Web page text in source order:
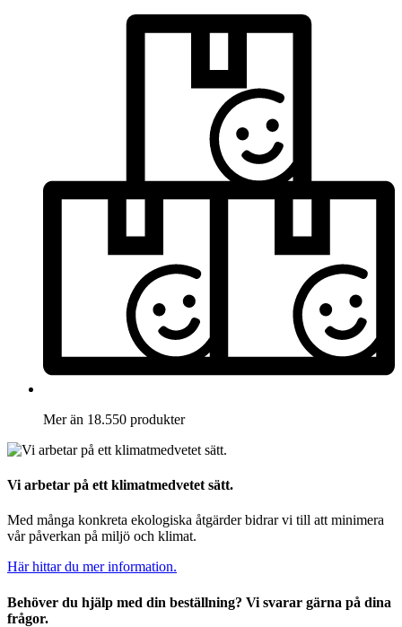
Mer än 18.550 produkter
Vi arbetar på ett klimatmedvetet sätt.
Med många konkreta ekologiska åtgärder bidrar vi till att minimera
vår påverkan på miljö och klimat.
Här hittar du mer information.
Behöver du hjälp med din beställning? Vi svarar gärna på dina
frågor.